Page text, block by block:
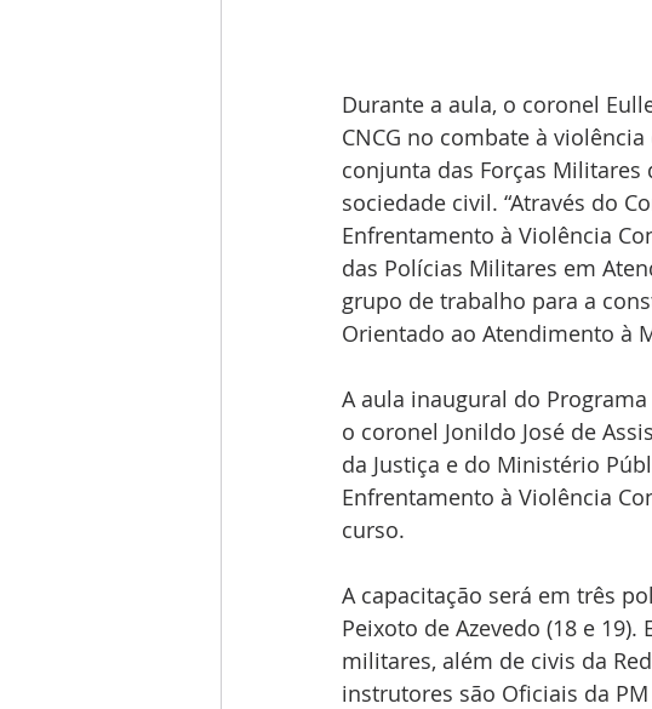
Durante a aula, o coronel
CNCG no combate à
conjunta das Forças
sociedade civil. “Através do
Enfrentamento à Violência
das Polícias Militares em
grupo de trabalho para a
Orientado ao Atendimento à
A aula inaugural do
o coronel Jonildo José de
da Justiça e do Ministério
Enfrentamento à Violência
curso.
A capacitação será em três
Peixoto de Azevedo (18 e
militares, além de civis da
instrutores são Oficiais da